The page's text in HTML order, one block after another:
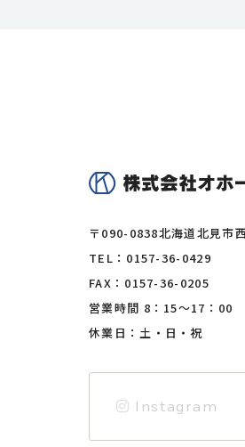
〒090-0838北海道北見市
TEL： 0157-36-0429
FAX：0157-36-0205
営業時間 8：15〜17：00
休業日：土・日・祝
Instagram